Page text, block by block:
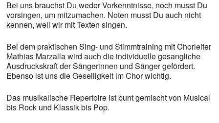
Bei uns brauchst Du weder Vorkenntnisse, noch musst Du
vorsingen, um mitzumachen. Noten musst Du auch nicht
kennen, weil wir mit Texten singen.
Bei dem praktischen Sing- und Stimmtraining mit Chorleiter
Mathias Marzalla wird auch die individuelle gesangliche
Ausdruckskraft der Sängerinnen und Sänger gefördert.
Ebenso ist uns die Geselligkeit im Chor wichtig.
Das musikalische Repertoire ist bunt gemischt von Musical
bis Rock und Klassik bis Pop.